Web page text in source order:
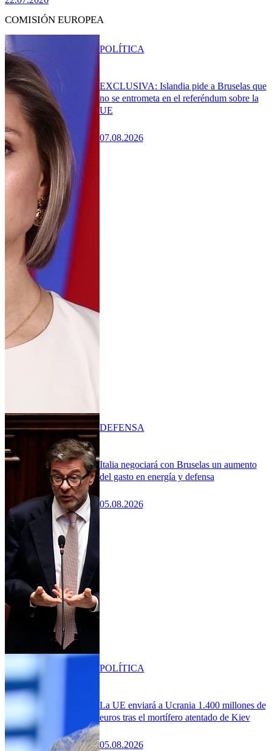
COMISIÓN EUROPEA
EXCLUSIVA: Islandia pide a Bruselas que
no se entrometa en el referéndum sobre la
UE
07.08.2026
POLÍTICA
Italia negociará con Bruselas un aumento
del gasto en energía y defensa
05.08.2026
DEFENSA
La UE enviará a Ucrania 1.400 millones de
euros tras el mortífero atentado de Kiev
05.08.2026
POLÍTICA